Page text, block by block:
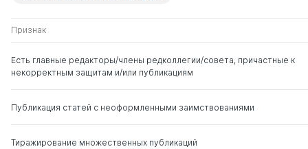
Савенкова Татьяна
Ивановна
Мельник Маргарита
Викторовна
д. э.н.
Ханафеев Фарид
д. э.н. 0 2
Признак
Есть главные редакторы/члены редколлегии/совета, причастные к
некорректным защитам и/или публикациям
Публикация статей с неоформленными заимствованиями
Тиражирование множественных публикаций